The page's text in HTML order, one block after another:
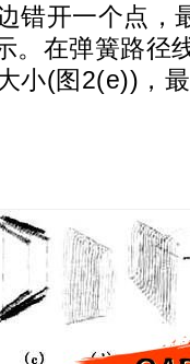
错开一个点，
。在弹簧路径
小(图2(e))，